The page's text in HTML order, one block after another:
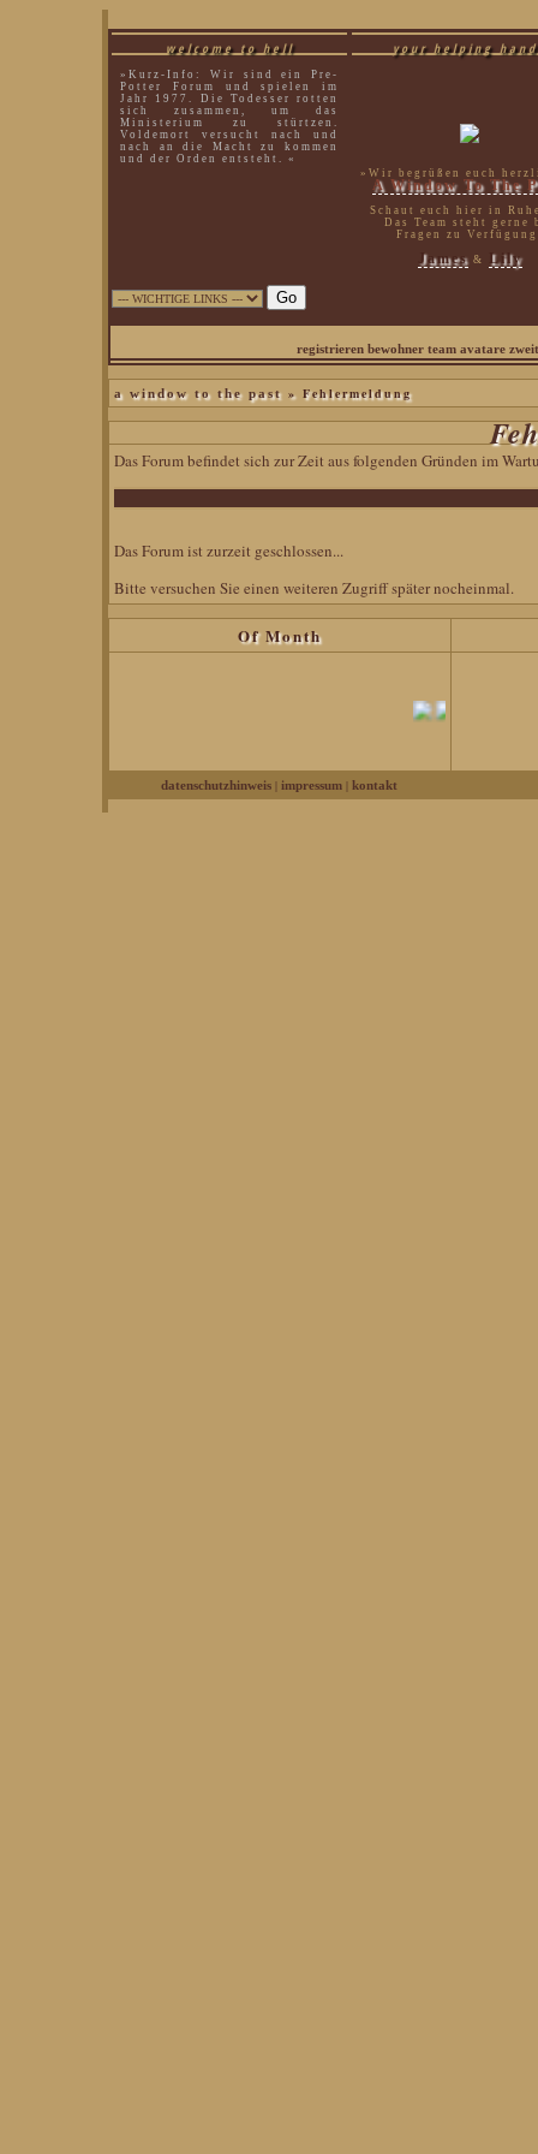
welcome to hell your helping
»Kurz-Info: Wir sind ein Pre-
Potter Forum und spielen im
Jahr 1977. Die Todesser rotten
sich zusammen, um das
Ministerium zu stürtzen.
Voldemort versucht nach und
nach an die Macht zu kommen
und der Orden entsteht. «
»Wir begrüßen euch
A Window To The
Schaut euch hier in
Das Team steht gerne
Fragen zu
James& Lily
registrieren bewohner team avatare
a window to the past » Fehlermeldung
Das Forum befindet sich zur Zeit aus folgenden Gründen im
Das Forum ist zurzeit geschlossen...
Bitte versuchen Sie einen weiteren Zugriff später nocheinmal.
Of Month
datenschutzhinweis | impressum | kontakt